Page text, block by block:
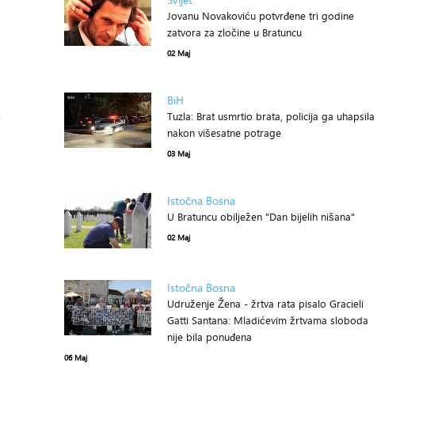
Jovanu Novakoviću potvrđene tri godine
zatvora za zločine u Bratuncu
02 Maj
BiH
Tuzla: Brat usmrtio brata, policija ga uhapsila
nakon višesatne potrage
03 Maj
Istočna Bosna
U Bratuncu obilježen "Dan bijelih nišana"
02 Maj
Istočna Bosna
Udruženje Žena - žrtva rata pisalo Gracieli
Gatti Santana: Mladićevim žrtvama sloboda
nije bila ponuđena
06 Maj